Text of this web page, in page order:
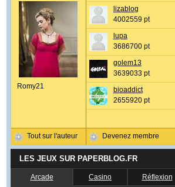
Romy21
Tout sur l'auteur
lizablog
4002559 pt
lupa
3686700 pt
golem13
3639033 pt
bioaddict
2655920 pt
Devenez membre
LES JEUX SUR PAPERBLOG.FR
Arcade Casino Réflexion